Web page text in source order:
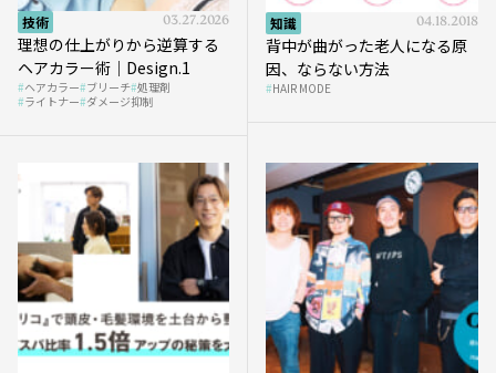
技術 03.27.2026
理想の仕上がりから逆算する
ヘアカラー術｜Design.1
ヘアカラー ブリーチ 処理剤
ライトナー ダメージ抑制
知識 04.18.2018
背中が曲がった老人になる原
因、ならない方法
HAIR MODE